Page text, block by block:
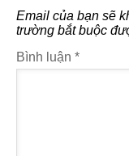
Email của bạn sẽ
trường bắt buộc
Bình luận *